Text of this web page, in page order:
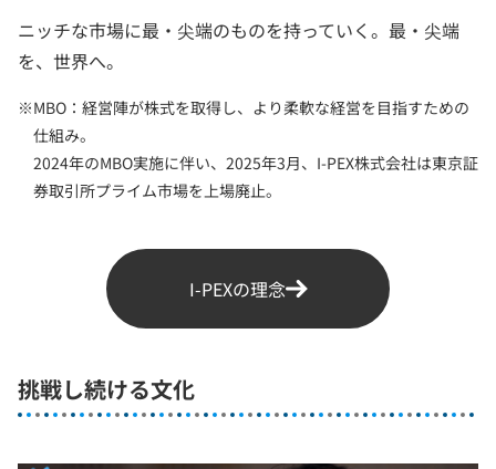
ニッチな市場に最・尖端のものを持っていく。最・尖端
を、世界へ。
※MBO：経営陣が株式を取得し、より柔軟な経営を目指すための
仕組み。
2024年のMBO実施に伴い、2025年3月、I-PEX株式会社は東京証
券取引所プライム市場を上場廃止。
I-PEXの理念
挑戦し続ける文化